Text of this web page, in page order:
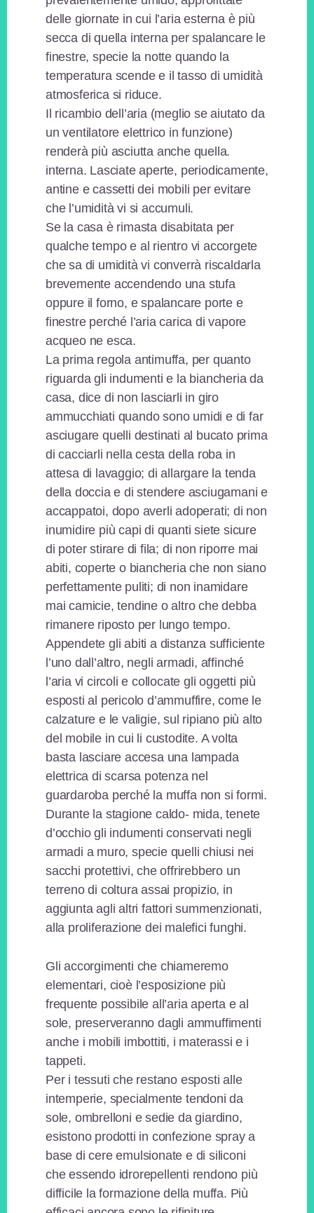
delle giornate in cui l’aria esterna è più
secca di quella interna per spalancare le
finestre, specie la notte quando la
temperatura scende e il tasso di umidità
atmosferica si riduce.
Il ricambio dell’aria (meglio se aiutato da
un ventilatore elettrico in funzione)
renderà più asciutta anche quella.
interna. Lasciate aperte, periodicamente,
antine e cassetti dei mobili per evitare
che l’umidità vi si accumuli.
Se la casa è rimasta disabitata per
qualche tempo e al rientro vi accorgete
che sa di umidità vi converrà riscaldarla
brevemente accendendo una stufa
oppure il forno, e spalancare porte e
finestre perché l’aria carica di vapore
acqueo ne esca.
La prima regola antimuffa, per quanto
riguarda gli indumenti e la biancheria da
casa, dice di non lasciarli in giro
ammucchiati quando sono umidi e di far
asciugare quelli destinati al bucato prima
di cacciarli nella cesta della roba in
attesa di lavaggio; di allargare la tenda
della doccia e di stendere asciugamani e
accappatoi, dopo averli adoperati; di non
inumidire più capi di quanti siete sicure
di poter stirare di fila; di non riporre mai
abiti, coperte o biancheria che non siano
perfettamente puliti; di non inamidare
mai camicie, tendine o altro che debba
rimanere riposto per lungo tempo.
Appendete gli abiti a distanza sufficiente
l’uno dall’altro, negli armadi, affinché
l’aria vi circoli e collocate gli oggetti più
esposti al pericolo d’ammuffire, come le
calzature e le valigie, sul ripiano più alto
del mobile in cui li custodite. A volta
basta lasciare accesa una lampada
elettrica di scarsa potenza nel
guardaroba perché la muffa non si formi.
Durante la stagione caldo- mida, tenete
d’occhio gli indumenti conservati negli
armadi a muro, specie quelli chiusi nei
sacchi protettivi, che offrirebbero un
terreno di coltura assai propizio, in
aggiunta agli altri fattori summenzionati,
alla proliferazione dei malefici funghi.
Gli accorgimenti che chiameremo
elementari, cioè l’esposizione più
frequente possibile all’aria aperta e al
sole, preserveranno dagli ammuffimenti
anche i mobili imbottiti, i materassi e i
tappeti.
Per i tessuti che restano esposti alle
intemperie, specialmente tendoni da
sole, ombrelloni e sedie da giardino,
esistono prodotti in confezione spray a
base di cere emulsionate e di siliconi
che essendo idrorepellenti rendono più
difficile la formazione della muffa. Più